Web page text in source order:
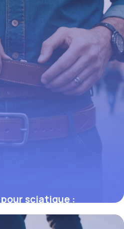
sciatique :
efficacement